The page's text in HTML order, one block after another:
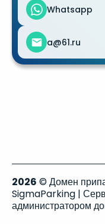
Whatsapp
a@61.ru
2026 © Домен
SigmaParking |
администратором